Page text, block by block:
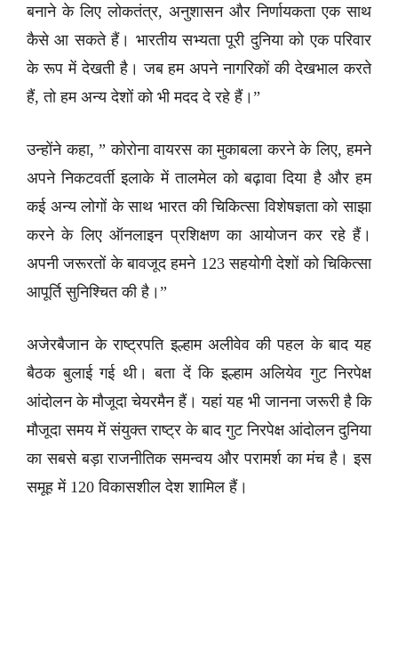
बनाने के लिए लोकतंत्र, अनुशासन और निर्णायकता एक साथ
कैसे आ सकते हैं। भारतीय सभ्यता पूरी दुनिया को एक परिवार
के रूप में देखती है। जब हम अपने नागरिकों की देखभाल करते
हैं, तो हम अन्य देशों को भी मदद दे रहे हैं।”
उन्होंने कहा, ” कोरोना वायरस का मुकाबला करने के लिए, हमने
अपने निकटवर्ती इलाके में तालमेल को बढ़ावा दिया है और हम
कई अन्य लोगों के साथ भारत की चिकित्सा विशेषज्ञता को साझा
करने के लिए ऑनलाइन प्रशिक्षण का आयोजन कर रहे हैं।
अपनी जरूरतों के बावजूद हमने 123 सहयोगी देशों को चिकित्सा
आपूर्ति सुनिश्चित की है।”
अजेरबैजान के राष्ट्रपति इल्हाम अलीवेव की पहल के बाद यह
बैठक बुलाई गई थी। बता दें कि इल्हाम अलियेव गुट निरपेक्ष
आंदोलन के मौजूदा चेयरमैन हैं। यहां यह भी जानना जरूरी है कि
मौजूदा समय में संयुक्त राष्ट्र के बाद गुट निरपेक्ष आंदोलन दुनिया
का सबसे बड़ा राजनीतिक समन्वय और परामर्श का मंच है। इस
समूह में 120 विकासशील देश शामिल हैं।